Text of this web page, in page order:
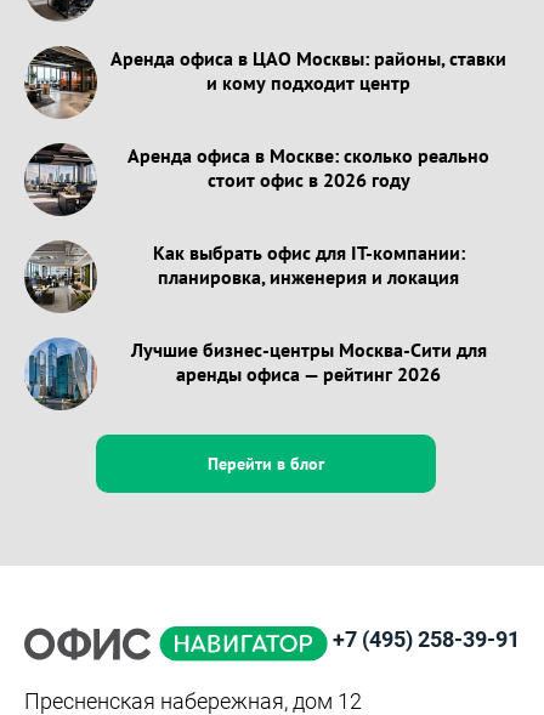
Аренда офиса в ЦАО Москвы: районы, ставки
и кому подходит центр
Аренда офиса в Москве: сколько реально
стоит офис в 2026 году
Как выбрать офис для IT-компании:
планировка, инженерия и локация
Лучшие бизнес-центры Москва-Сити для
аренды офиса — рейтинг 2026
Перейти в блог
+7 (495) 258-39-91
Пресненская набережная, дом 12